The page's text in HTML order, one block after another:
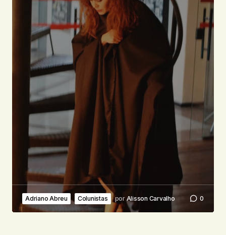
Adriano Abreu Colunistas porAlisson Carvalho 0